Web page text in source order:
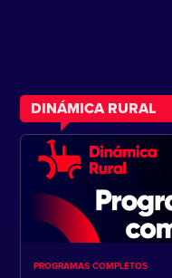
DINÁMICA RURAL
PROGRAMAS COMPLETOS